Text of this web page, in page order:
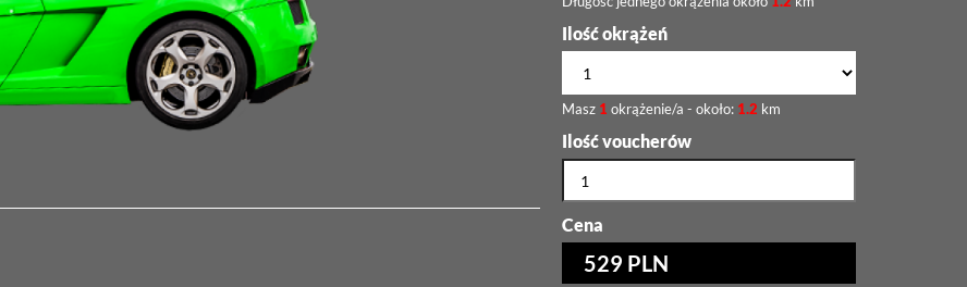
Ilość okrążeń
Masz 1 okrążenie/a - około: 1.2 km
Ilość voucherów
Cena
529 PLN